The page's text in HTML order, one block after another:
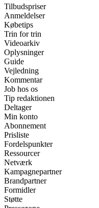
Tilbudspriser
Anmeldelser
Købetips
Trin for trin
Videoarkiv
Oplysninger
Guide
Vejledning
Kommentar
Job hos os
Tip redaktionen
Deltager
Min konto
Abonnement
Prisliste
Fordelspunkter
Ressourcer
Netværk
Kampagnepartner
Brandpartner
Formidler
Støtte